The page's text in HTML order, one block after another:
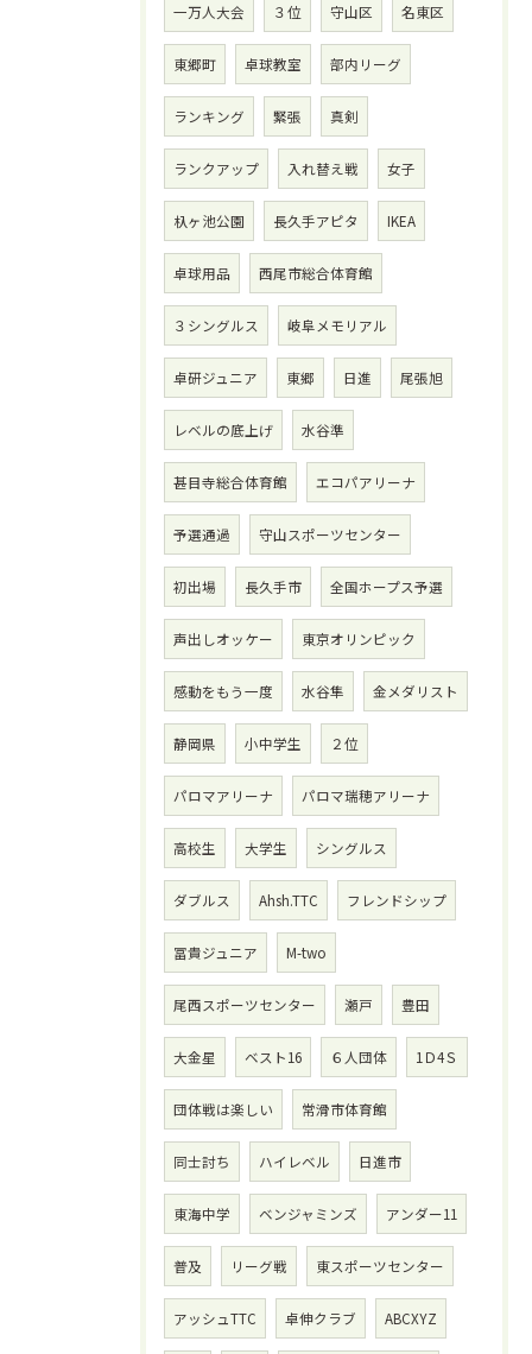
一万人大会 ３位 守山区 名東区
東郷町 卓球教室 部内リーグ
ランキング 緊張 真剣
ランクアップ 入れ替え戦 女子
杁ヶ池公園 長久手アピタ IKEA
卓球用品 西尾市総合体育館
３シングルス 岐阜メモリアル
卓研ジュニア 東郷 日進 尾張旭
レベルの底上げ 水谷準
甚目寺総合体育館 エコパアリーナ
予選通過 守山スポーツセンター
初出場 長久手市 全国ホープス予選
声出しオッケー 東京オリンピック
感動をもう一度 水谷隼 金メダリスト
静岡県 小中学生 ２位
パロマアリーナ パロマ瑞穂アリーナ
高校生 大学生 シングルス
ダブルス Ahsh.TTC フレンドシップ
冨貴ジュニア M-two
尾西スポーツセンター 瀬戸 豊田
大金星 ベスト16 ６人団体 1Ｄ4Ｓ
団体戦は楽しい 常滑市体育館
同士討ち ハイレベル 日進市
東海中学 ベンジャミンズ アンダー11
普及 リーグ戦 東スポーツセンター
アッシュTTC 卓伸クラブ ABCXYZ